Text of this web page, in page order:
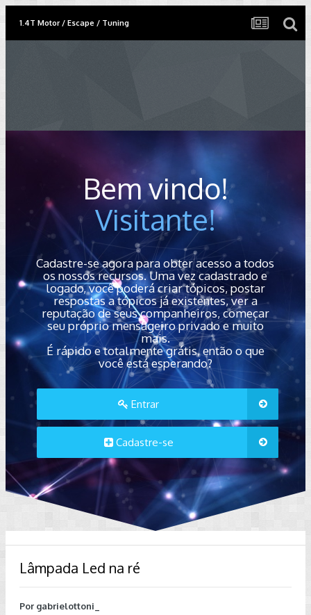
1.4T Motor / Escape / Tuning
Bem vindo!
Visitante!
Cadastre-se agora para obter acesso a todos
os nossos recursos. Uma vez cadastrado e
logado, você poderá criar tópicos, postar
respostas a tópicos já existentes, ver a
reputação de seus companheiros, começar
seu próprio mensageiro privado e muito
mais.
É rápido e totalmente grátis, então o que
você está esperando?
Entrar
Cadastre-se
Lâmpada Led na ré
Por gabrielottoni_